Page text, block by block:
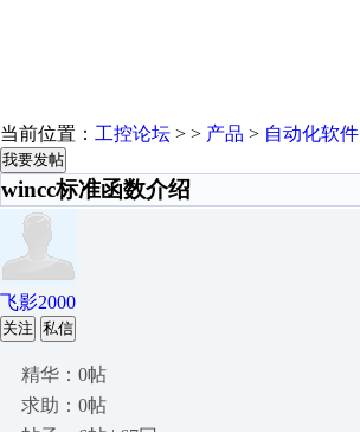
当前位置： 工控论坛 > > 产品 > 自动化软件
我要发帖
wincc标准函数介绍
飞影2000
关注 私信
精华：0帖
求助：0帖